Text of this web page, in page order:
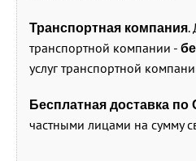
Транспортная компания.
транспортной компании -
услуг транспортной
Бесплатная доставка
частными лицами на сумму